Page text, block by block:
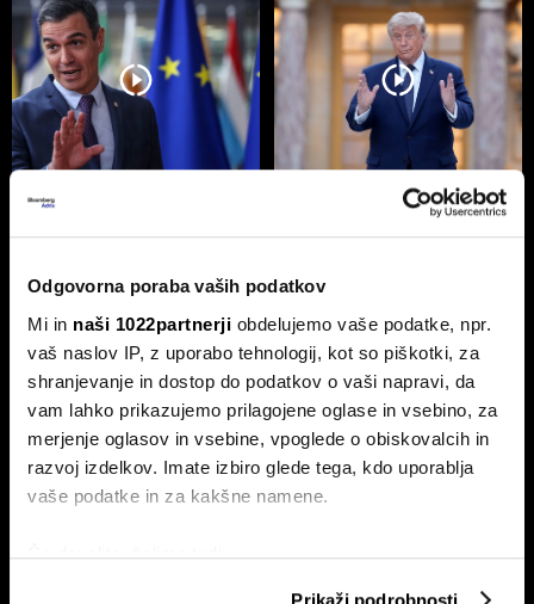
Odgovorna poraba vaših podatkov
Mi in naši 1022partnerji obdelujemo vaše podatke, npr.
vaš naslov IP, z uporabo tehnologij, kot so piškotki, za
shranjevanje in dostop do podatkov o vaši napravi, da
vam lahko prikazujemo prilagojene oglase in vsebino, za
merjenje oglasov in vsebine, vpoglede o obiskovalcih in
razvoj izdelkov. Imate izbiro glede tega, kdo uporablja
vaše podatke in za kakšne namene.
Če dovolite, želimo tudi:
Zbirati informacije o vaši geografski lokaciji, ki so
Prikaži podrobnosti
avtoprevoznik Peter Pišek: Če
Pred vmesnimi volitvami v ZDA:
'Prej smo molili za dež, zdaj za
Zelenski napada Putina tam,
ZDA že drugo noč zapored brez